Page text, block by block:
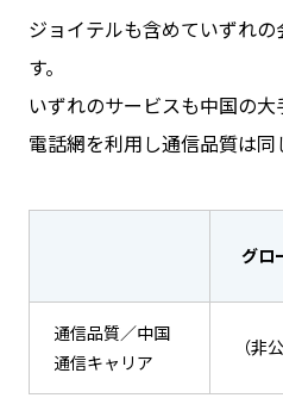
ジョイテルも含めていずれ
す。
いずれのサービスも中国の
電話網を利用し通信品質は同
グロ
通信品質／中国
通信キャリア
（非